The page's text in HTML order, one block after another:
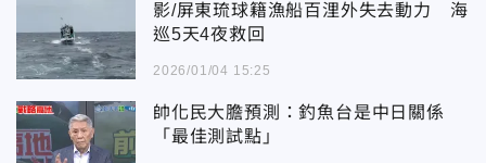
影/屏東琉球籍漁船百浬外失去動力 海
巡5天4夜救回
2026/01/04 15:25
帥化民大膽預測：釣魚台是中日關係
「最佳測試點」